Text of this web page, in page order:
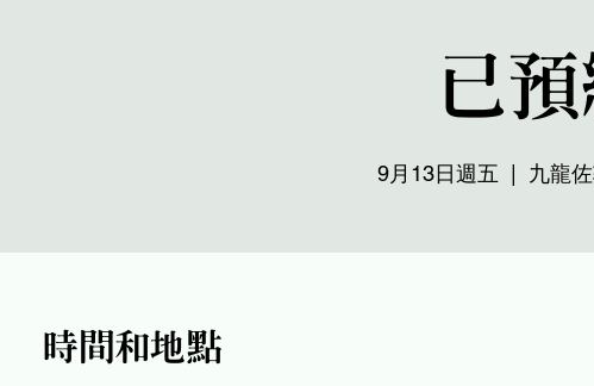
已
9月13日週五 九龍
時間和地點